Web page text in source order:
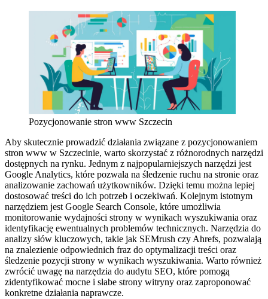
Pozycjonowanie stron www Szczecin
Aby skutecznie prowadzić działania związane z pozycjonowaniem
stron www w Szczecinie, warto skorzystać z różnorodnych narzędzi
dostępnych na rynku. Jednym z najpopularniejszych narzędzi jest
Google Analytics, które pozwala na śledzenie ruchu na stronie oraz
analizowanie zachowań użytkowników. Dzięki temu można lepiej
dostosować treści do ich potrzeb i oczekiwań. Kolejnym istotnym
narzędziem jest Google Search Console, które umożliwia
monitorowanie wydajności strony w wynikach wyszukiwania oraz
identyfikację ewentualnych problemów technicznych. Narzędzia do
analizy słów kluczowych, takie jak SEMrush czy Ahrefs, pozwalają
na znalezienie odpowiednich fraz do optymalizacji treści oraz
śledzenie pozycji strony w wynikach wyszukiwania. Warto również
zwrócić uwagę na narzędzia do audytu SEO, które pomogą
zidentyfikować mocne i słabe strony witryny oraz zaproponować
konkretne działania naprawcze.